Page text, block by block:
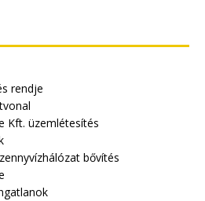
rendje
Kft. üzemlétesítés
bővítés